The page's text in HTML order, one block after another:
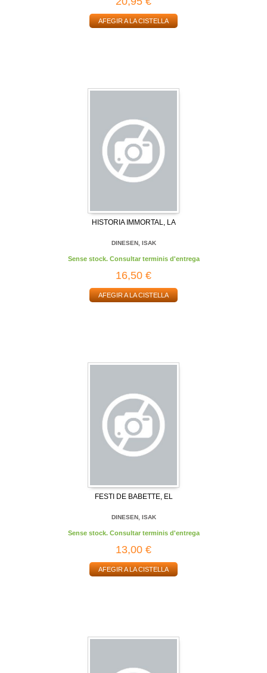
AFEGIR A LA CISTELLA
HISTORIA IMMORTAL, LA
DINESEN, ISAK
Sense stock. Consultar terminis d'entrega
16,50 €
AFEGIR A LA CISTELLA
FESTI DE BABETTE, EL
DINESEN, ISAK
Sense stock. Consultar terminis d'entrega
13,00 €
AFEGIR A LA CISTELLA